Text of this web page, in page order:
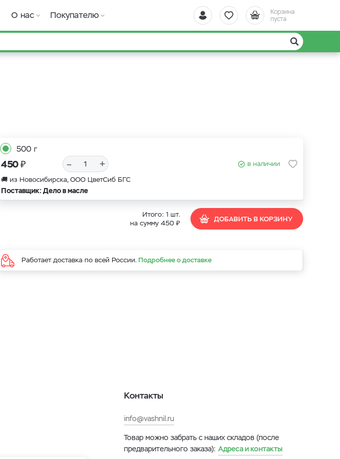
Корзина
пуста
О нас Покупателю
500 г
450₽ – +
в наличии
🚚 из Новосибирска, ООО ЦветСиб БГС
Поставщик: Дело в масле
Итого: 1 шт.
на сумму 450 ₽ ДОБАВИТЬ В КОРЗИНУ
Работает доставка по всей России. Подробнее о доставке
Контакты
info@vashnil.ru
Товар можно забрать с наших складов (после
предварительного заказа): Адреса и контакты